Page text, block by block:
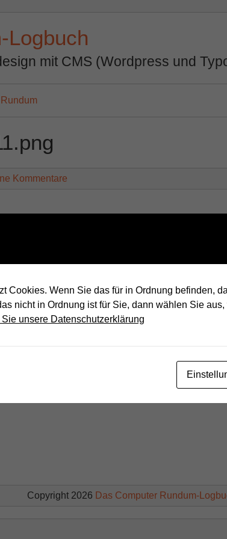
Logbuch
mit CMS (Wordpress und
Kommentare
03/cropped-headerCRTag11.png
Copyright 2026 Das Computer Rundum-
Cookies. Wenn Sie das für in Ordnung befinden,
nicht in Ordnung ist für Sie, dann wählen Sie
Sie unsere Datenschutzerklärung